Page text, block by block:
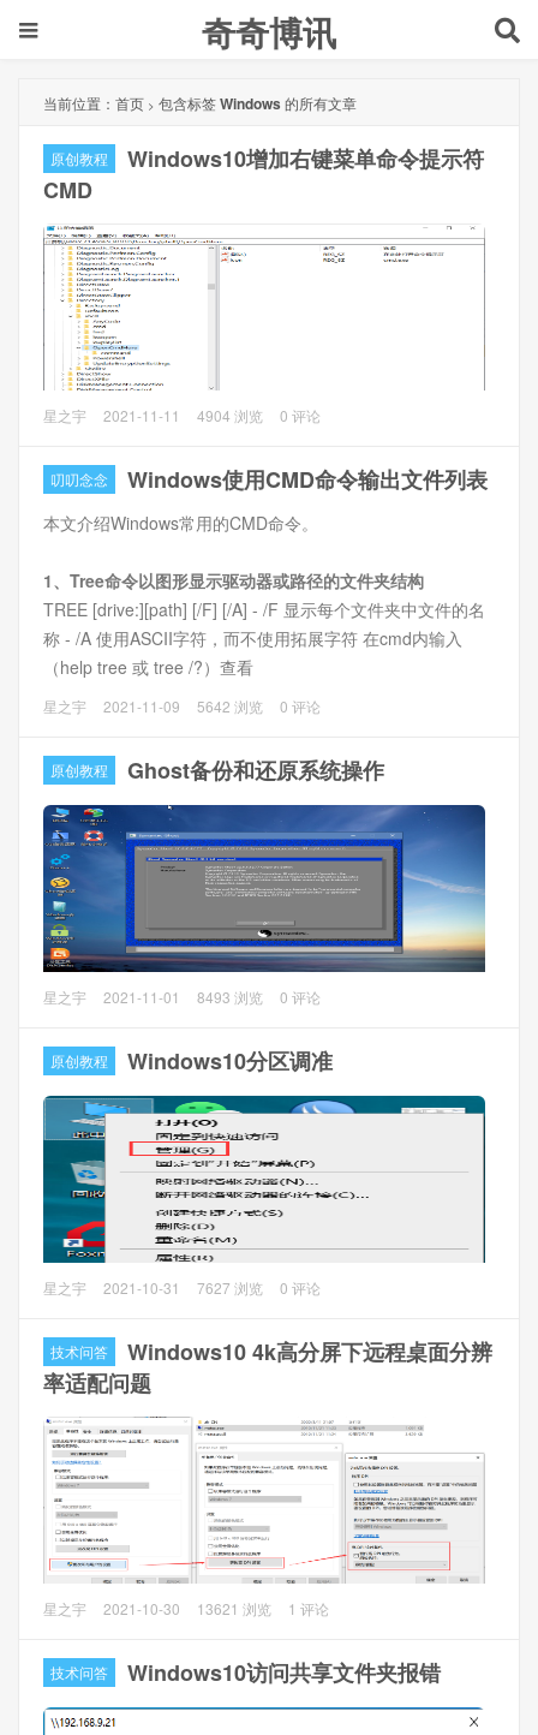
奇奇博讯
当前位置： 首页 > 包含标签Windows 的所有文章
原创教程
Windows10增加右键菜单命令提示符
CMD
Windows10没有了像Windows7一样右键菜单
Powershell窗口
，有时候还是CMD命令提示符方便。
以下方法可以添加右键菜单在此处打开命令提示符
使用快捷键Windows键+R键打开运行对话框，输入
regedit，回车打开注册表。
星之宇 2021-11-11 4904 浏览 0 评论
叨叨念念 Windows使用CMD命令输出文件列表
本文介绍Windows常用的CMD命令。
1、Tree命令以图形显示驱动器或路径的文件夹结构
TREE [drive:][path] [/F] [/A] - /F 显示每个文件夹中文件的名
称 - /A 使用ASCII字符，而不使用拓展字符 在cmd内输入
（help tree 或 tree /?）查看
星之宇 2021-11-09 5642 浏览 0 评论
原创教程 Ghost备份和还原系统操作
Ghost软件是Windows系统的备份和还原神器，本文主要讲如
以下以Windows 7、Windows PE和Ghost软件作为演示
Ghost备份系统
1、通过Windows PE启动（微PE），打开Ghost软件，点击
星之宇 2021-11-01 8493 浏览 0 评论
原创教程 Windows10分区调准
新买的电脑，一般只有一个系统分区，那么在不重装系统的
管理来操作。
一、压缩卷
1、“此电脑” ，右击属性，点击“管理”，打开计算机管理，点
击“存储” --> "磁盘管理“
2、右击C盘，点击”压缩卷“
3、正在查询空间，稍等就好。
小，直接输入大小就好，如果有强迫症的，需要整数划分出
来的（按照GB大小*1024，填入就好）
星之宇 2021-10-31 7627 浏览 0 评论
技术问答
Windows10 4k高分屏下远程桌面分辨
率适配问题
问题描述：
Win10自带的远程桌面时由于两遍分辨率不同，导致远程方的
屏幕分辨率过高，导致需要带放大镜才能看得清，影响体
验。
星之宇 2021-10-30 13621 浏览 1 评论
技术问答 Windows10访问共享文件夹报错